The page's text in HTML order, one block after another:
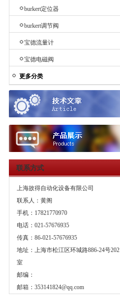
burkert定位器
burkert调节阀
宝德流量计
宝德电磁阀
更多分类
联系方式
上海故得自动化设备有限公司
联系人：黄阁
手机：17821770970
电话：021-57676935
传真：86-021-57676935
地址：上海市松江区环城路886-24号202
室
邮编：
邮箱： 353141824@qq.com